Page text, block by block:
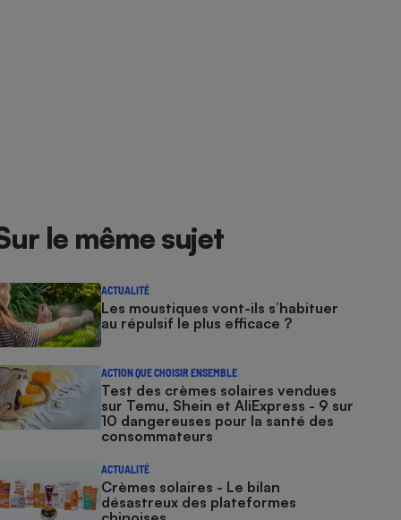
le même sujet
ACTUALITÉ
Les moustiques vont-ils s’habituer
au répulsif le plus efficace ?
ACTION QUE CHOISIR ENSEMBLE
Test des crèmes solaires vendues
sur Temu, Shein et AliExpress - 9 sur
10 dangereuses pour la santé des
consommateurs
ACTUALITÉ
Crèmes solaires - Le bilan
désastreux des plateformes